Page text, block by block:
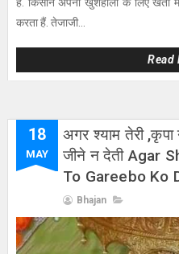
हैं. किसान अपनी खुशहाली के लिए खेती
करता हैं. तेजाजी...
Read
18
MAY
अगर श्याम तेरी ,कृपा
जीने न देती Agar
To Gareebo Ko
Bhajan